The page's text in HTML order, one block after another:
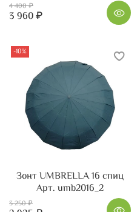
4 400 ₽
3 960 ₽
-10%
Зонт UMBRELLA 16 спиц
Арт. umb2016_2
3 250 ₽